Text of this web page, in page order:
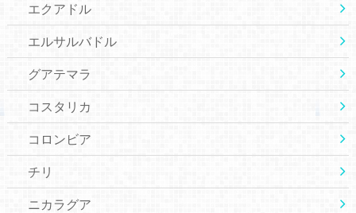
エクアドル
エルサルバドル
グアテマラ
コスタリカ
コロンビア
チリ
ニカラグア